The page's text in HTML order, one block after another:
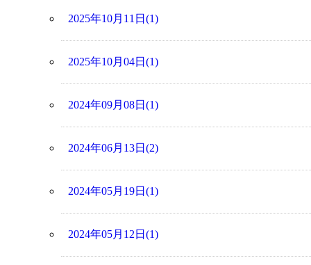
2025年10月11日(1)
2025年10月04日(1)
2024年09月08日(1)
2024年06月13日(2)
2024年05月19日(1)
2024年05月12日(1)